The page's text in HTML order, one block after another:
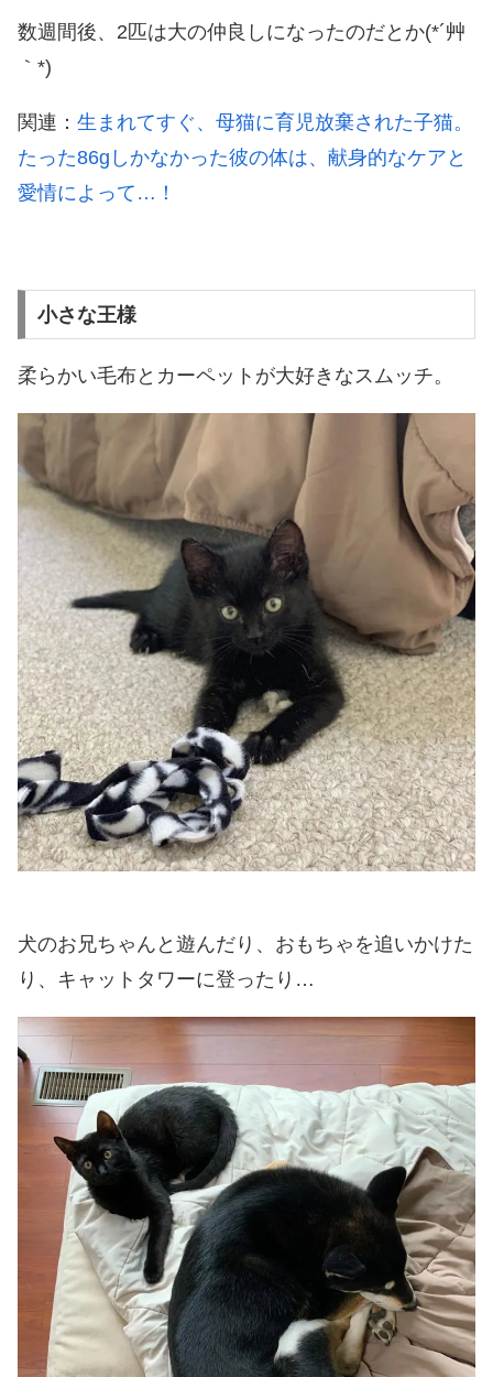
数週間後、2匹は大の仲良しになったのだとか(*´艸
｀*)
関連： 生まれてすぐ、母猫に育児放棄された子猫。
たった86gしかなかった彼の体は、献身的なケアと
愛情によって…！
小さな王様
柔らかい毛布とカーペットが大好きなスムッチ。
犬のお兄ちゃんと遊んだり、おもちゃを追いかけた
り、キャットタワーに登ったり…